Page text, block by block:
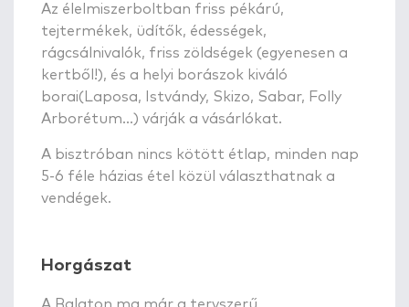
Az élelmiszerboltban friss pékárú,
tejtermékek, üdítők, édességek,
rágcsálnivalók, friss zöldségek (egyenesen a
kertből!), és a helyi borászok kiváló
borai(Laposa, Istvándy, Skizo, Sabar, Folly
Arborétum...) várják a vásárlókat.
A bisztróban nincs kötött étlap, minden nap
5-6 féle házias étel közül választhatnak a
vendégek.
Horgászat
A Balaton ma már a tervszerű